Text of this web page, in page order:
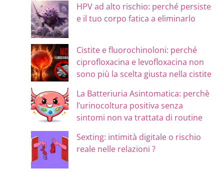
HPV ad alto rischio: perché persiste
e il tuo corpo fatica a eliminarlo
Cistite e fluorochinoloni: perché
ciprofloxacina e levofloxacina non
sono più la scelta giusta nella cistite
La Batteriuria Asintomatica: perchè
l’urinocoltura positiva senza
sintomi non va trattata di routine
Sexting: intimità digitale o rischio
reale nelle relazioni ?